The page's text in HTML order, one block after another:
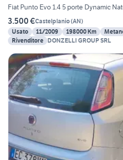
Fiat Punto Evo 1.4 5 porte Dynamic
3.500 €Castelplanio(AN)
Usato
11/2009 198000 Km
Rivenditore DONZELLI GROUP SRL